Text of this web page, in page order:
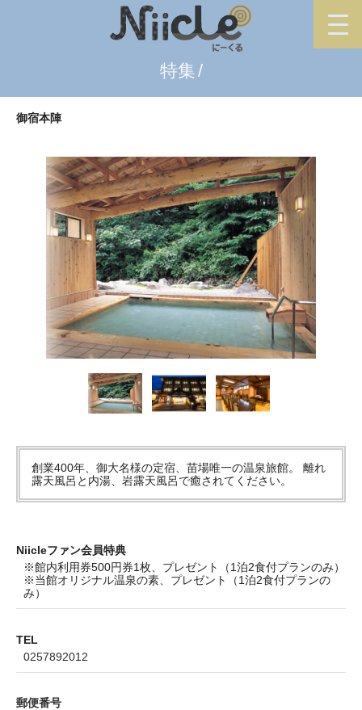
特集
御宿本陣
創業400年、御大名様の定宿、苗場唯一の温泉旅館。 離れ
露天風呂と内湯、岩露天風呂で癒されてください。
Niicleファン会員特典
※館内利用券500円券1枚、プレゼント（1泊2食付プランのみ）
※当館オリジナル温泉の素、プレゼント（1泊2食付プランの
み）
TEL
0257892012
郵便番号